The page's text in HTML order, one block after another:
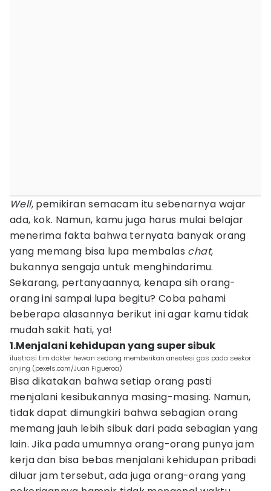
Well, pemikiran semacam itu sebenarnya wajar
ada, kok. Namun, kamu juga harus mulai belajar
menerima fakta bahwa ternyata banyak orang
yang memang bisa lupa membalas chat,
bukannya sengaja untuk menghindarimu.
Sekarang, pertanyaannya, kenapa sih orang-
orang ini sampai lupa begitu? Coba pahami
beberapa alasannya berikut ini agar kamu tidak
mudah sakit hati, ya!
1.Menjalani kehidupan yang super sibuk
ilustrasi tim dokter hewan sedang memberikan anestesi gas pada seekor
anjing (pexels.com/Juan Figueroa)
Bisa dikatakan bahwa setiap orang pasti
menjalani kesibukannya masing-masing. Namun,
tidak dapat dimungkiri bahwa sebagian orang
memang jauh lebih sibuk dari pada sebagian yang
lain. Jika pada umumnya orang-orang punya jam
kerja dan bisa bebas menjalani kehidupan pribadi
diluar jam tersebut, ada juga orang-orang yang